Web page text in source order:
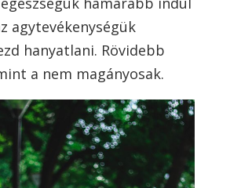
agytevékenységük
hanyatlani. Rövidebb
a nem magányosak.